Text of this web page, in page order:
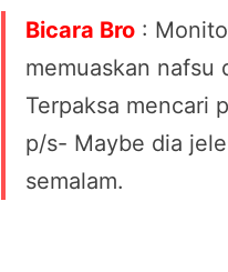
Bicara Bro :
memuaskan nafsu
Terpaksa mencari
p/s- Maybe dia
semalam.